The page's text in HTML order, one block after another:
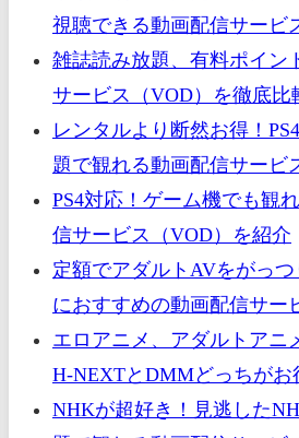
視聴できる動画配信サービ
雑誌読み放題、有料ポイン
サービス（VOD）を徹底比
レンタルより断然お得！
題で観れる動画配信サービ
PS4対応！ゲーム機でも観
信サービス（VOD）を紹介
定額でアダルトAVをがっ
におすすめの動画配信サー
エロアニメ、アダルトアニ
H-NEXTとDMMどっちがお
NHKが超好き！見逃した